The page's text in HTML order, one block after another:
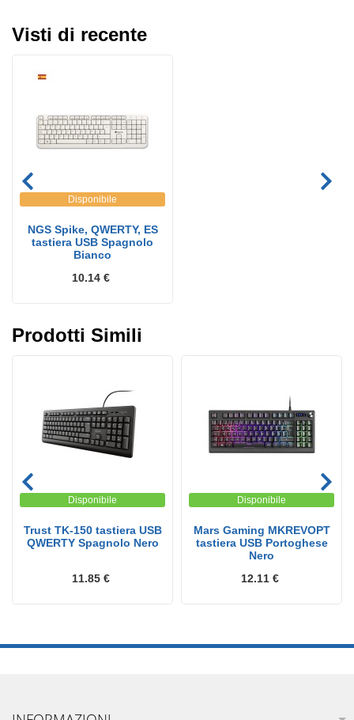
Visti di recente
Disponibile
NGS Spike, QWERTY, ES
tastiera USB Spagnolo
Bianco
10.14 €
Prodotti Simili
Disponibile
Trust TK-150 tastiera USB
QWERTY Spagnolo Nero
11.85 €
Disponibile
Mars Gaming MKREVOPT
tastiera USB Portoghese
Nero
12.11 €